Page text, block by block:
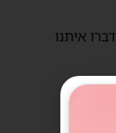
דברו איתנו